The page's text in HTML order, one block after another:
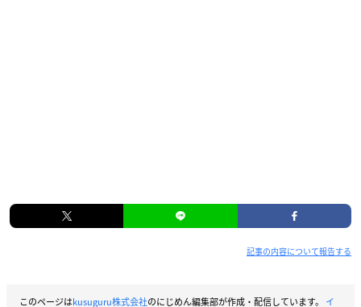
記事の内容について報告する
このページはkusuguru株式会社のにじめん編集部が作成・配信しています。 イ